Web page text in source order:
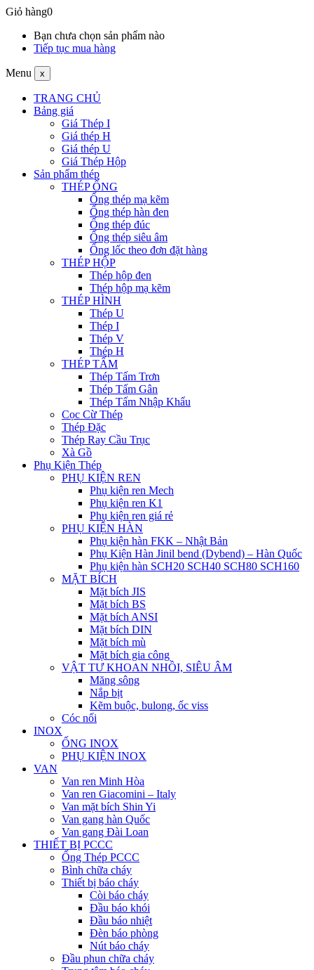
Giỏ hàng0
Bạn chưa chọn sản phẩm nào
Tiếp tục mua hàng
Menu x
TRANG CHỦ
Bảng giá
Giá Thép I
Giá thép H
Giá thép U
Giá Thép Hộp
Sản phẩm thép
THÉP ỐNG
Ống thép mạ kẽm
Ống thép hàn đen
Ống thép đúc
Ống thép siêu âm
Ống lốc theo đơn đặt hàng
THÉP HỘP
Thép hộp đen
Thép hộp mạ kẽm
THÉP HÌNH
Thép U
Thép I
Thép V
Thép H
THÉP TẤM
Thép Tấm Trơn
Thép Tấm Gân
Thép Tấm Nhập Khẩu
Cọc Cừ Thép
Thép Đặc
Thép Ray Cầu Trục
Xà Gồ
Phụ Kiện Thép
PHỤ KIỆN REN
Phụ kiện ren Mech
Phụ kiện ren K1
Phụ kiện ren giá rẻ
PHỤ KIỆN HÀN
Phụ kiện hàn FKK – Nhật Bản
Phụ Kiện Hàn Jinil bend (Dybend) – Hàn Quốc
Phụ kiện hàn SCH20 SCH40 SCH80 SCH160
MẶT BÍCH
Mặt bích JIS
Mặt bích BS
Mặt bích ANSI
Mặt bích DIN
Mặt bích mù
Mặt bích gia công
VẬT TƯ KHOAN NHỒI, SIÊU ÂM
Măng sông
Nắp bịt
Kẽm buộc, bulong, ốc viss
Cóc nối
INOX
ỐNG INOX
PHỤ KIỆN INOX
VAN
Van ren Minh Hòa
Van ren Giacomini – Italy
Van mặt bích Shin Yi
Van gang hàn Quốc
Van gang Đài Loan
THIẾT BỊ PCCC
Ống Thép PCCC
Bình chữa cháy
Thiết bị báo cháy
Còi báo cháy
Đầu báo khói
Đầu báo nhiệt
Đèn báo phòng
Nút báo cháy
Đầu phun chữa cháy